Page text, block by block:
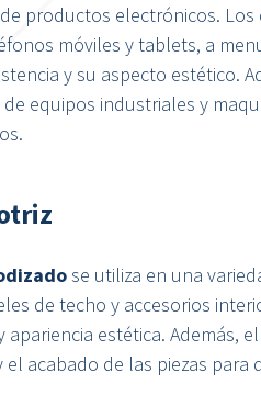
productos electrónicos. Los
móviles y tablets, a
y su aspecto estético.
equipos industriales y
se utiliza en una
de techo y accesorios
estética. Además,
acabado de las piezas para